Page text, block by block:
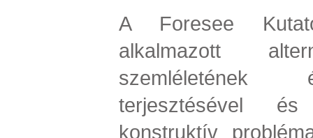
A Foresee
alkalmazott
szemléletének
terjesztésével
konstruktív